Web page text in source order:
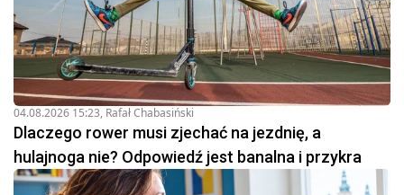
04.08.2026 15:23, Rafał Chabasiński
Dlaczego rower musi zjechać na jezdnię, a
hulajnoga nie? Odpowiedź jest banalna i przykra